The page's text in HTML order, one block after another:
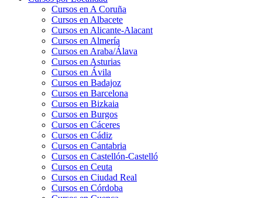
Cursos en A Coruña
Cursos en Albacete
Cursos en Alicante-Alacant
Cursos en Almería
Cursos en Araba/Álava
Cursos en Asturias
Cursos en Ávila
Cursos en Badajoz
Cursos en Barcelona
Cursos en Bizkaia
Cursos en Burgos
Cursos en Cáceres
Cursos en Cádiz
Cursos en Cantabria
Cursos en Castellón-Castelló
Cursos en Ceuta
Cursos en Ciudad Real
Cursos en Córdoba